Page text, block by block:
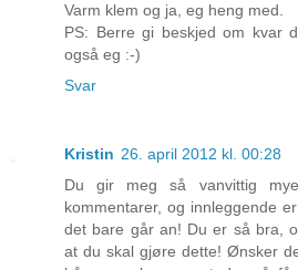
Varm klem og ja, eg heng med.
PS: Berre gi beskjed om kvar
også eg :-)
Svar
Kristin 26. april 2012 kl. 00:28
Du gir meg så vanvittig mye
kommentarer, og innleggende
det bare går an! Du er så bra,
at du skal gjøre dette! Ønsker